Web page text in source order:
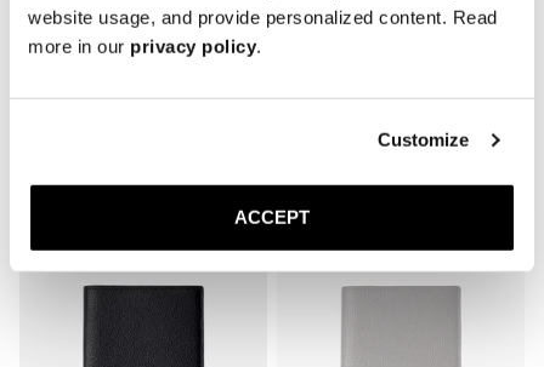
website usage, and provide personalized content. Read
more in our privacy policy.
Customize
ACCEPT
Related Products